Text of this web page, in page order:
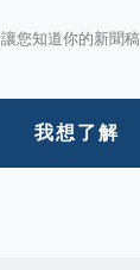
您知道你的新聞
我想了解